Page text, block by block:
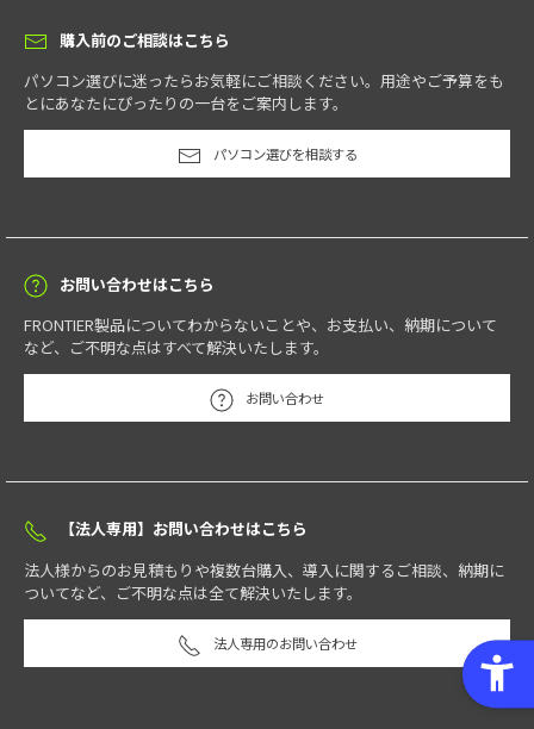
購入前のご相談はこちら
パソコン選びに迷ったらお気軽にご相談ください。用途やご予算をも
とにあなたにぴったりの一台をご案内します。
パソコン選びを相談する
お問い合わせはこちら
FRONTIER製品についてわからないことや、お支払い、納期について
など、ご不明な点はすべて解決いたします。
お問い合わせ
【法人専用】お問い合わせはこちら
法人様からのお見積もりや複数台購入、導入に関するご相談、納期に
ついてなど、ご不明な点は全て解決いたします。
法人専用のお問い合わせ